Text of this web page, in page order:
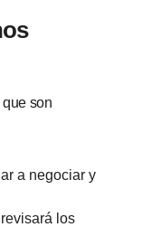
que son
a negociar y
revisará los